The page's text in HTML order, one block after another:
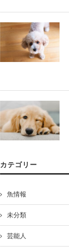
カテゴリー
魚情報
未分類
芸能人